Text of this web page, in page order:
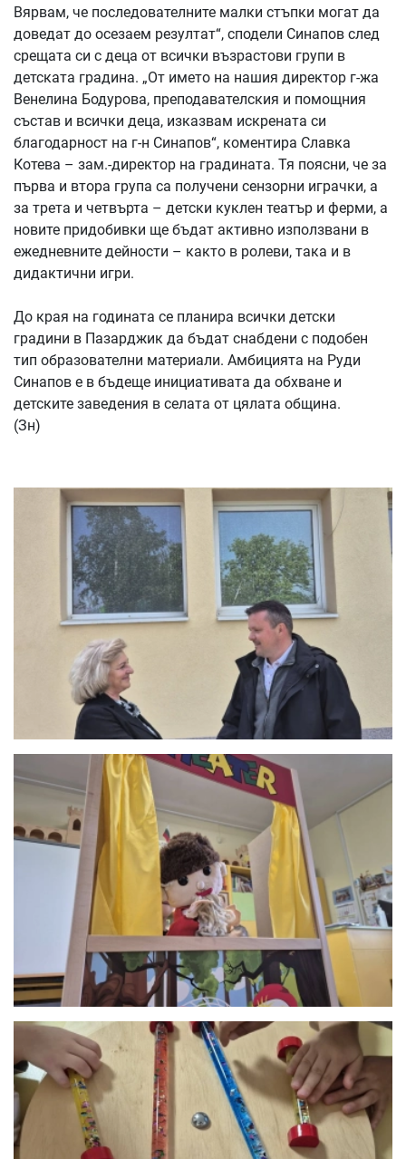
Вярвам, че последователните малки стъпки могат да
доведат до осезаем резултат“, сподели Синапов след
срещата си с деца от всички възрастови групи в
детската градина. „От името на нашия директор г-жа
Венелина Бодурова, преподавателския и помощния
състав и всички деца, изказвам искрената си
благодарност на г-н Синапов“, коментира Славка
Котева – зам.-директор на градината. Тя поясни, че за
първа и втора група са получени сензорни играчки, а
за трета и четвърта – детски куклен театър и ферми, а
новите придобивки ще бъдат активно използвани в
ежедневните дейности – както в ролеви, така и в
дидактични игри.
До края на годината се планира всички детски
градини в Пазарджик да бъдат снабдени с подобен
тип образователни материали. Амбицията на Руди
Синапов е в бъдеще инициативата да обхване и
детските заведения в селата от цялата община.
(Зн)